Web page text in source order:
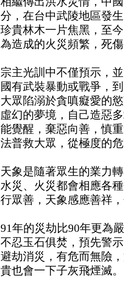
分，在台中武陵地區發
珍貴林木一片焦黑，至
為造成的火災頻繁，死
宗主光訓中不僅預示，
國有武裝暴動或戰爭，
大眾陷溺於貪嗔癡愛的
虛幻的夢境，自己造惡
能覺醒，棄惡向善，慎
法普救大眾，從極度的
天象是隨著眾生的業力
水災、火災都會相應各
行眾善，天象感應善祥
91年的災劫比90年更為
不忍玉石俱焚，預先警
避劫消災，有危而無險
貴也會一下子灰飛煙滅。